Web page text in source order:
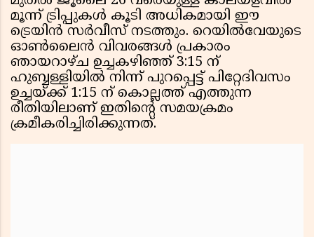
മൂന്ന് ട്രിപ്പുകൾ കൂടി അധികമായി ഈ
ട്രെയിൻ സർവീസ് നടത്തും. റെയിൽവേയുടെ
ഓൺലൈൻ വിവരങ്ങൾ പ്രകാരം
ഞായറാഴ്ച ഉച്ചകഴിഞ്ഞ് 3:15 ന്
ഹുബ്ബള്ളിയിൽ നിന്ന് പുറപ്പെട്ട് പിറ്റേദിവസം
ഉച്ചയ്ക്ക് 1:15 ന് കൊല്ലത്ത് എത്തുന്ന
രീതിയിലാണ് ഇതിൻ്റെ സമയക്രമം
ക്രമീകരിച്ചിരിക്കുന്നത്.